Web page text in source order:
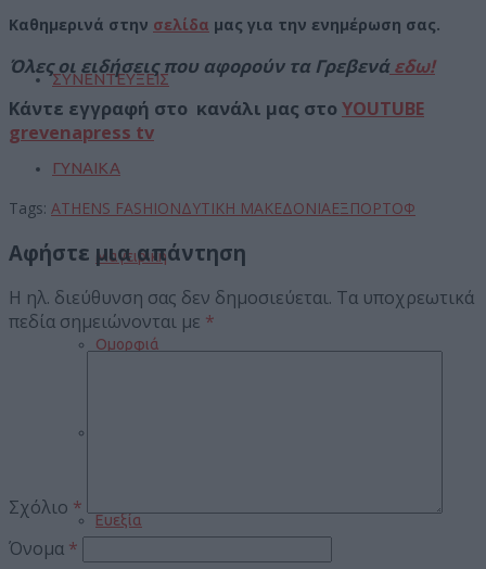
ΣΥΝΕΝΤΕΥΞΕΙΣ
ΓΥΝΑΙΚΑ
Μαγειρική
Ομορφιά
Ευεξία
Καθημερινά στην σελίδα μας για την ενημέρωση σας.
Όλες οι ειδήσεις που αφορούν τα Γρεβενάεδω!
Κάντε εγγραφή στο κανάλι μας στοYOUTUBE
grevenapress tv
Tags: ATHENS FASHIONΔΥΤΙΚΗ ΜΑΚΕΔΟΝΙΑΕΞΠΟΡΤΟΦ
Αφήστε μια απάντηση
Η ηλ. διεύθυνση σας δεν δημοσιεύεται. Τα υποχρεωτικά
πεδία σημειώνονται με *
Σχόλιο *
Όνομα *